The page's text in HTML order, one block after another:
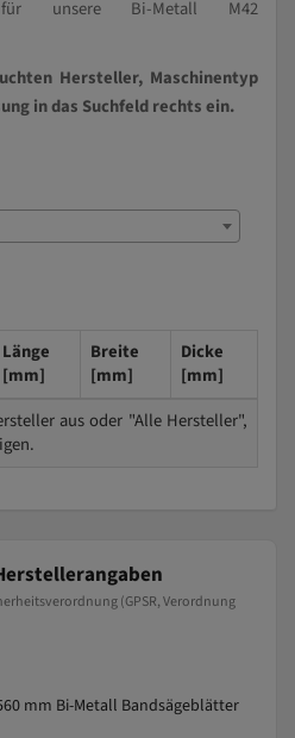
für unsere Bi-Metall M42
Hersteller, Maschinentyp
in das Suchfeld rechts ein.
Länge
[mm]
Breite
[mm]
Dicke
[mm]
aus oder "Alle Hersteller",
(GPSR, Verordnung
mm Bi-Metall Bandsägeblätter